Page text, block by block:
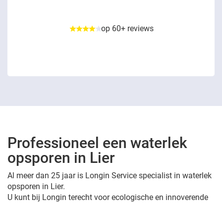
op 60+ reviews
Professioneel een waterlek
opsporen in Lier
Al meer dan 25 jaar is Longin Service specialist in waterlek
opsporen in Lier.
U kunt bij Longin terecht voor ecologische en innoverende